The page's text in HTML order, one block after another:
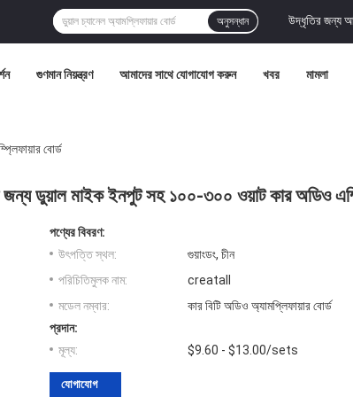
উদ্ধৃতির জন্য
অনুসন্ধান
গুণমান নিয়ন্ত্রণ আমাদের সাথে যোগাযোগ করুন খবর মামলা
বোর্ড
জন্য ডুয়াল মাইক ইনপুট সহ ১০০-৩০০ ওয়াট কার অডিও
পণ্যের বিবরণ:
উৎপত্তি স্থল:
গুয়াংডং, চীন
পরিচিতিমুলক নাম:
creatall
মডেল নম্বার:
কার বিটি অডিও অ্যামপ্লিফায়ার বোর্ড
প্রদান:
মূল্য:
$9.60 - $13.00/sets
যোগাযোগ